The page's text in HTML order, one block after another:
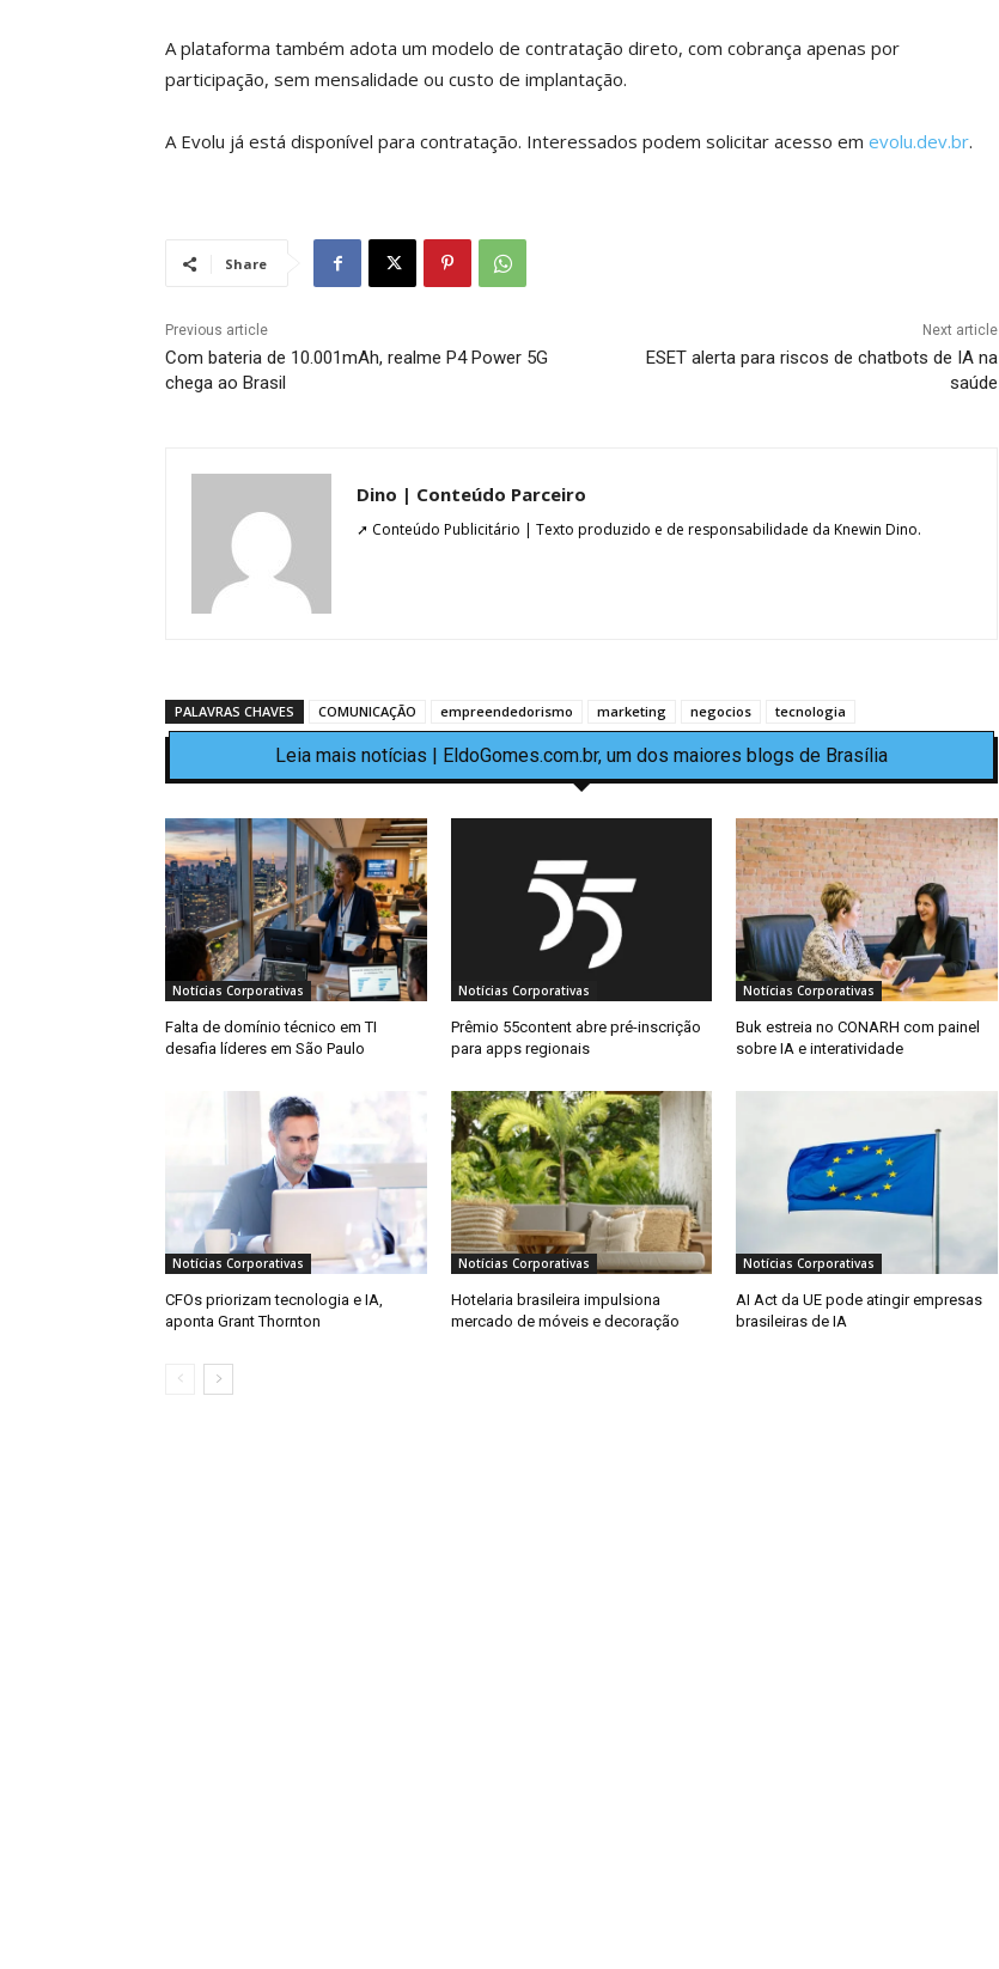
A plataforma também adota um modelo de contratação direto, com cobrança apenas por
participação, sem mensalidade ou custo de implantação.
A Evolu já está disponível para contratação. Interessados podem solicitar acesso em evolu.dev.br.
Share
Previous article
Com bateria de 10.001mAh, realme P4 Power 5G
chega ao Brasil
Next article
ESET alerta para riscos de chatbots de IA na
saúde
Dino | Conteúdo Parceiro
➚ Conteúdo Publicitário | Texto produzido e de responsabilidade da Knewin Dino.
PALAVRAS CHAVES COMUNICAÇÃO empreendedorismo marketing negocios tecnologia
Leia mais notícias | EldoGomes.com.br, um dos maiores blogs de Brasília
Notícias Corporativas
Falta de domínio técnico em TI
desafia líderes em São Paulo
Notícias Corporativas
Prêmio 55content abre pré-inscrição
para apps regionais
Notícias Corporativas
Buk estreia no CONARH com painel
sobre IA e interatividade
Notícias Corporativas
CFOs priorizam tecnologia e IA,
aponta Grant Thornton
Notícias Corporativas
Hotelaria brasileira impulsiona
mercado de móveis e decoração
Notícias Corporativas
AI Act da UE pode atingir empresas
brasileiras de IA